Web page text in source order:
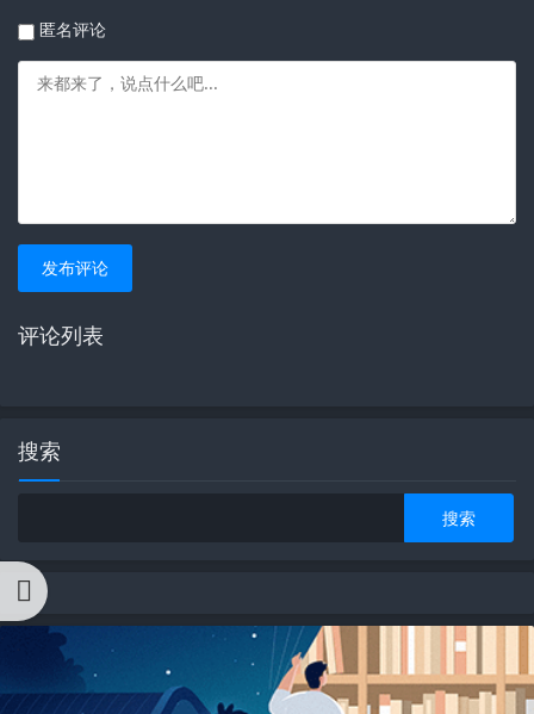
匿名评论
发布评论
评论列表
搜索